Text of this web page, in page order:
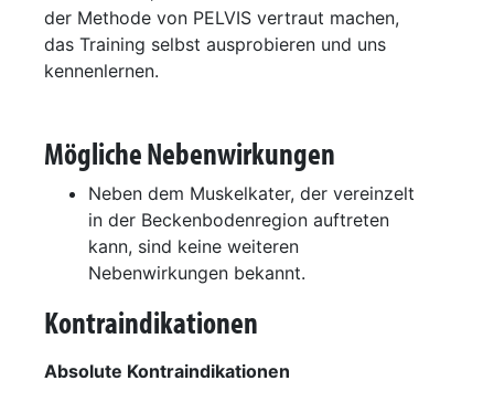
der Methode von PELVIS vertraut machen,
das Training selbst ausprobieren und uns
kennenlernen.
Mögliche Nebenwirkungen
Neben dem Muskelkater, der vereinzelt
in der Beckenbodenregion auftreten
kann, sind keine weiteren
Nebenwirkungen bekannt.
Kontraindikationen
Absolute Kontraindikationen